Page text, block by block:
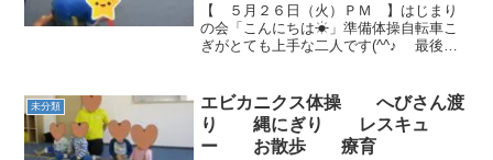
【 ５月２６日（火）ＰＭ 】はじまり
の会「こんにちは☀」準備体操自転車こ
ぎがとても上手な二人です(^^♪ 最後
に乗ります。 「お猿さんになって」と言
うとそれぞ...
未分類
エビカニクス体操 へびさん渡
り 縄にぎり レスキュ
ー お散歩 療育